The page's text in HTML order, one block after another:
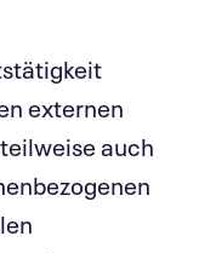
externen
auch